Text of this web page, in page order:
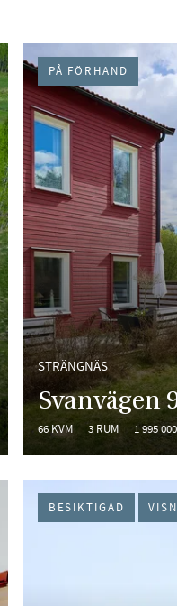
STRÄNGNÄS
Svanvägen
66 KVM 3 RUM 1 995
PÅ FÖRHAND
BESIKTIGAD